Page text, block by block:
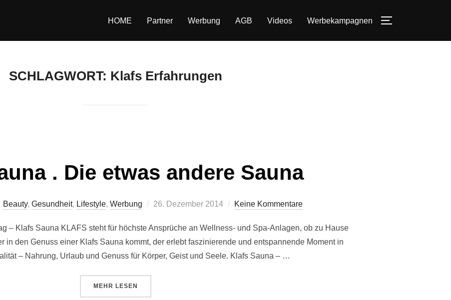
HOME Partner Werbung AGB Videos Werbekampagnen
SCHLAGWORT: Klafs Erfahrungen
. Die etwas andere Sauna
Beauty, Gesundheit, Lifestyle, Werbung
Veröffentlicht
26. Dezember 2014 Keine Kommentare
– Klafs Sauna KLAFS steht für höchste Ansprüche an Wellness- und Spa-Anlagen, ob zu Hause
in den Genuss einer Klafs Sauna kommt, der erlebt faszinierende und entspannende Moment in
– Nahrung, Urlaub und Genuss für Körper, Geist und Seele. Klafs Sauna – …
MEHR ÜBER „KLAFS SAUNA . DIE ETWAS ANDERE SAUNA“
LESEN